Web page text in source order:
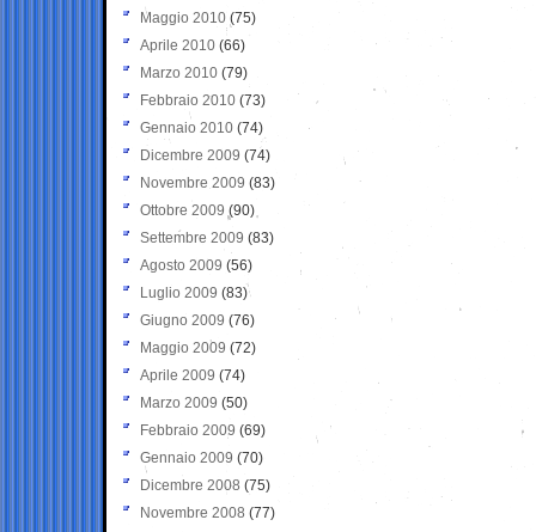
Maggio 2010 (75)
Aprile 2010 (66)
Marzo 2010 (79)
Febbraio 2010 (73)
Gennaio 2010 (74)
Dicembre 2009 (74)
Novembre 2009 (83)
Ottobre 2009 (90)
Settembre 2009 (83)
Agosto 2009 (56)
Luglio 2009 (83)
Giugno 2009 (76)
Maggio 2009 (72)
Aprile 2009 (74)
Marzo 2009 (50)
Febbraio 2009 (69)
Gennaio 2009 (70)
Dicembre 2008 (75)
Novembre 2008 (77)